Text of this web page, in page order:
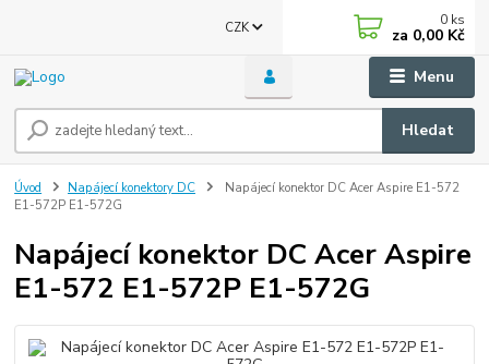
Menu
CZK
Hledat
0 ks
za 0,00 Kč
Úvod Napájecí konektory DC
Napájecí konektor DC Acer Aspire E1-572
E1-572P E1-572G
Napájecí konektor DC Acer Aspire
E1-572 E1-572P E1-572G